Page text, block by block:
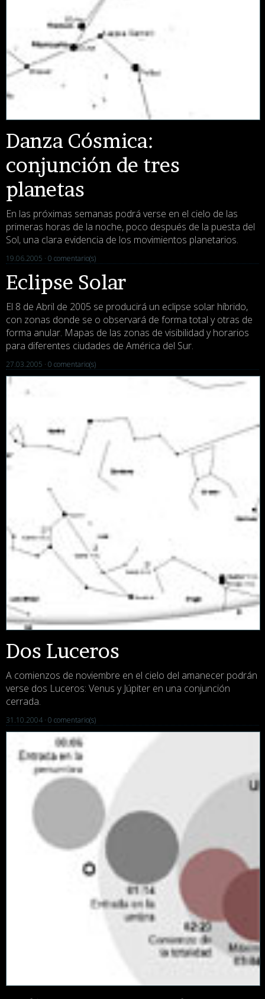
Danza Cósmica:
conjunción de tres
planetas
En las próximas semanas podrá verse en el cielo de las
primeras horas de la noche, poco después de la puesta del
Sol, una clara evidencia de los movimientos planetarios.
19.06.2005 · 0 comentario(s)
Eclipse Solar
El 8 de Abril de 2005 se producirá un eclipse solar híbrido,
con zonas donde se o observará de forma total y otras de
forma anular. Mapas de las zonas de visibilidad y horarios
para diferentes ciudades de América del Sur.
27.03.2005 · 0 comentario(s)
Dos Luceros
A comienzos de noviembre en el cielo del amanecer podrán
verse dos Luceros: Venus y Júpiter en una conjunción
cerrada.
31.10.2004 · 0 comentario(s)